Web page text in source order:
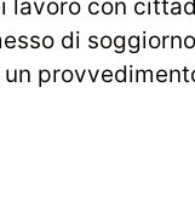
lavoro con
di